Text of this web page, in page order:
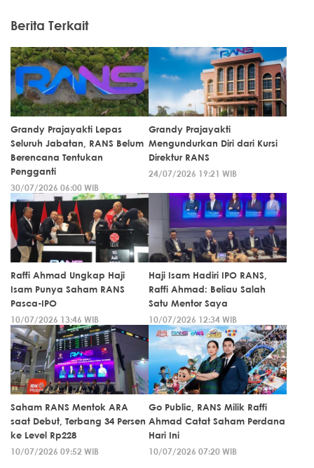
Berita Terkait
Grandy Prajayakti Lepas
Seluruh Jabatan, RANS Belum
Berencana Tentukan
Pengganti
30/07/2026 06:00 WIB
Grandy Prajayakti
Mengundurkan Diri dari Kursi
Direktur RANS
24/07/2026 19:21 WIB
Raffi Ahmad Ungkap Haji
Isam Punya Saham RANS
Pasca-IPO
10/07/2026 13:46 WIB
Haji Isam Hadiri IPO RANS,
Raffi Ahmad: Beliau Salah
Satu Mentor Saya
10/07/2026 12:34 WIB
Saham RANS Mentok ARA
saat Debut, Terbang 34 Persen
ke Level Rp228
10/07/2026 09:52 WIB
Go Public, RANS Milik Raffi
Ahmad Catat Saham Perdana
Hari Ini
10/07/2026 07:20 WIB